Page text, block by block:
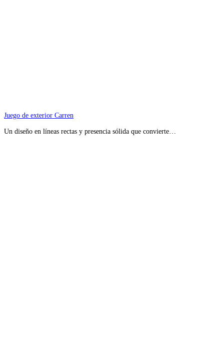
Juego de exterior Carren
Un diseño en líneas rectas y presencia sólida que convierte…